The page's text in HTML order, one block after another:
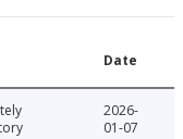
Date
2026-
01-07